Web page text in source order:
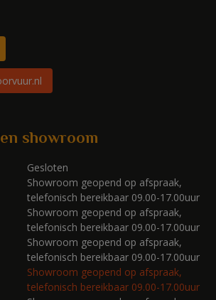
showroom
Gesloten
Showroom geopend op afspraak,
telefonisch bereikbaar 09.00-17.00uur
Showroom geopend op afspraak,
telefonisch bereikbaar 09.00-17.00uur
Showroom geopend op afspraak,
telefonisch bereikbaar 09.00-17.00uur
Showroom geopend op afspraak,
telefonisch bereikbaar 09.00-17.00uur